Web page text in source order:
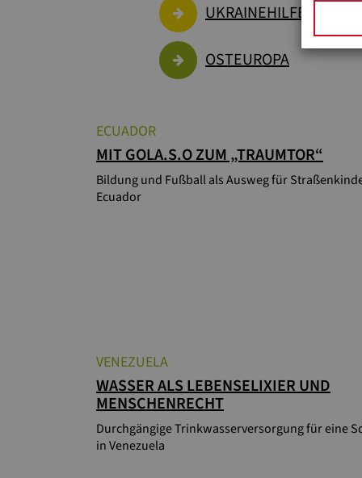
UKRAINEHILFE
OSTEUROPA
ECUADOR
MIT GOLA.S.O ZUM „TRAUMTOR“
Bildung und Fußball als Ausweg für
Ecuador
VENEZUELA
WASSER ALS LEBENSELIXIER UND
MENSCHENRECHT
Durchgängige Trinkwasserversorgung für eine
in Venezuela